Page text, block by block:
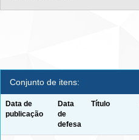
Conjunto de itens:
Data de
publicação
Data
de
defesa
Título